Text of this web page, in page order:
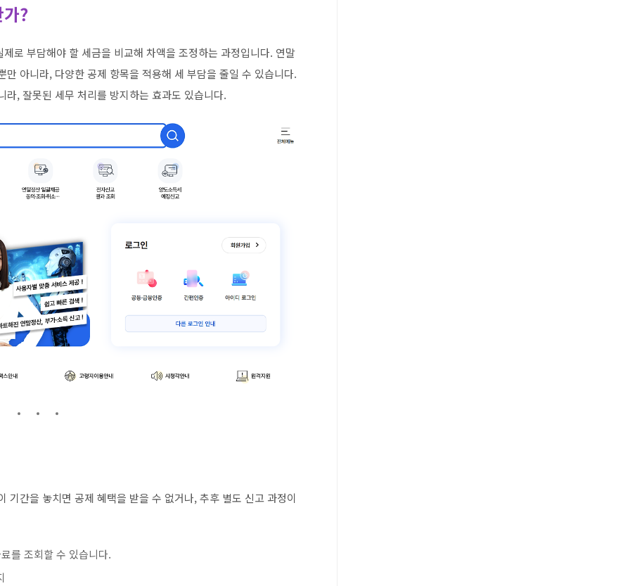
?
로 부담해야 할 세금을 비교해 차액을 조정하는 과정입니다. 연말
아니라, 다양한 공제 항목을 적용해 세 부담을 줄일 수 있습니다.
, 잘못된 세무 처리를 방지하는 효과도 있습니다.
기간을 놓치면 공제 혜택을 받을 수 없거나, 추후 별도 신고 과정이
를 조회할 수 있습니다.